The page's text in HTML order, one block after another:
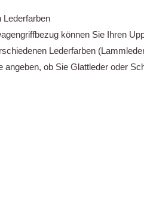
Lederfarben
können Sie Ihren
Lederfarben
angeben, ob Sie Glattleder oder